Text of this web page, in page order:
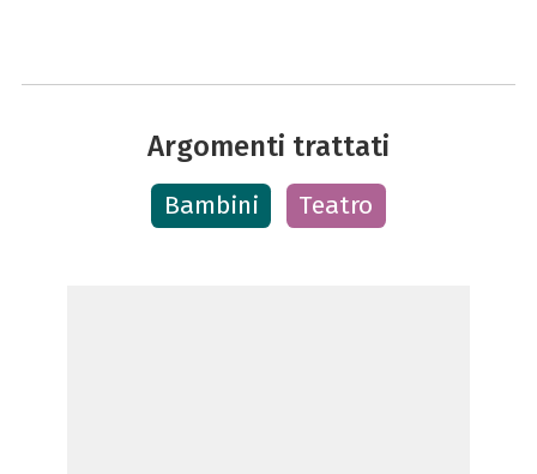
Argomenti trattati
Bambini Teatro